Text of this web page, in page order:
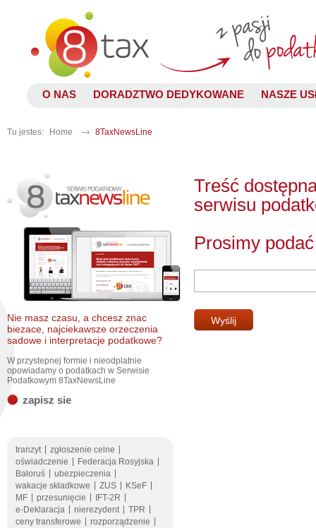
O NAS DORADZTWO DEDYKOWANE NASZE
Tu jestes: Home 8TaxNewsLine
Nie masz czasu, a chcesz znac
biezace, najciekawsze orzeczenia
sadowe i interpretacje podatkowe?
W przystepnej formie i nieodplatnie
opowiadamy o podatkach w Serwisie
Podatkowym 8TaxNewsLine
zapisz sie
tranzyt
zgłoszenie celne
oświadczenie
Federacja Rosyjska
Bałoruś
ubezpieczenia
wakacje składkowe
ZUS
KSeF
MF
przesunięcie
IFT-2R
e-Deklaracja
nierezydent
TPR
ceny transferowe
rozporządzenie
Treść
serwisu
Prosimy